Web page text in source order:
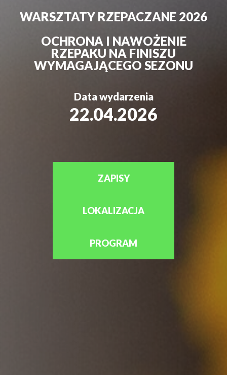
WARSZTATY RZEPACZANE 2026
OCHRONA I NAWOŻENIE
RZEPAKU NA FINISZU
WYMAGAJĄCEGO SEZONU
Data wydarzenia
22.04.2026
ZAPISY
LOKALIZACJA
PROGRAM